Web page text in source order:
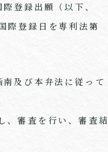
登録出願（以下、
際登録日を専利法第
及び本弁法に従って
、審査を行い、審査結